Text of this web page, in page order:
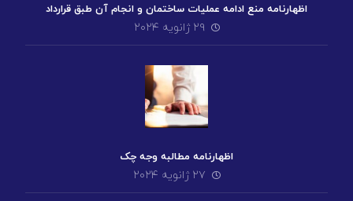
اظهارنامه منع ادامه عملیات ساختمان و انجام آن طبق قرارداد
۲۹ ژانویه ۲۰۲۴
اظهارنامه مطالبه وجه چک
۲۷ ژانویه ۲۰۲۴